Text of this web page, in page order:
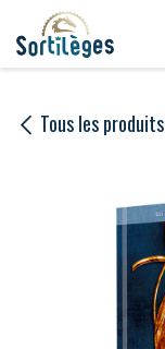
Se rendre au contenu
Tous les produits